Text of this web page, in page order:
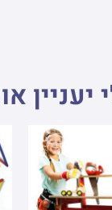
יעניין